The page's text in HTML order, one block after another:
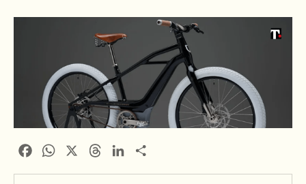
FacebookWhatsApp ThreadsLinkedIn